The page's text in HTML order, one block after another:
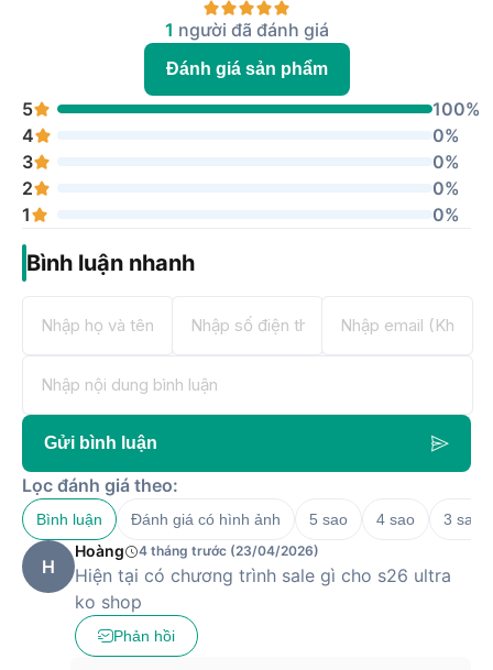
1 người đã đánh giá
Đánh giá sản phẩm
5
100%
4
0%
3
0%
2
0%
1
0%
Bình luận nhanh
Gửi bình luận
Lọc đánh giá theo:
Bình luận Đánh giá có hình ảnh 5 sao 4 sao 3 sao
H
Hoàng 4 tháng trước (23/04/2026)
Hiện tại có chương trình sale gì cho s26 ultra
ko shop
Phản hồi